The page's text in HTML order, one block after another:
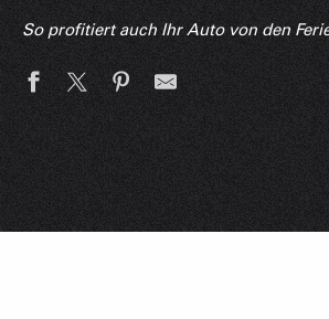
So profitiert auch Ihr Auto von den